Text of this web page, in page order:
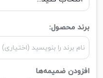
برند محصول:
افزودن ضمیمه‌ها